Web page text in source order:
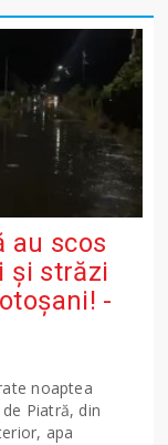
au scos
și străzi
-
noaptea
Piatră, din
apa